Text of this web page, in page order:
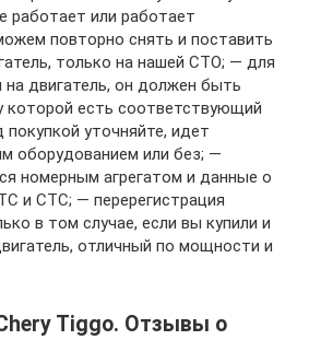
работает или работает
повторно снять и поставить
только на нашей СТО; — для
на двигатель, он должен быть
которой есть соответствующий
уточняйте, идет
оборудованием или без; —
номерным агрегатом и данные о
и СТС; — перерегистрация
в том случае, если вы купили и
отличный по мощности и
Tiggo. Отзывы о